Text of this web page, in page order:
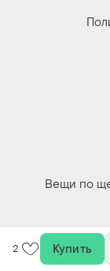
2 Купить
Вещи по